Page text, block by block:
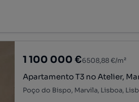
1 100 000 €6508,88 €/m²
Apartamento T3 no Atelier,
Poço do Bispo, Marvila, Lisboa,